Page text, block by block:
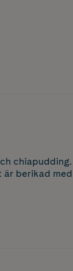
chiapudding.
är berikad med